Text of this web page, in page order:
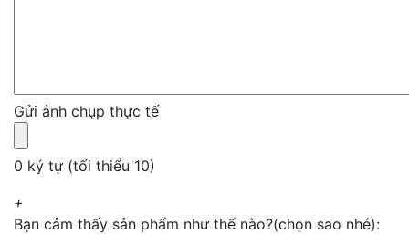
Gửi ảnh chụp thực tế
0 ký tự (tối thiểu 10)
+
Bạn cảm thấy sản phẩm như thế nào?(chọn sao nhé):